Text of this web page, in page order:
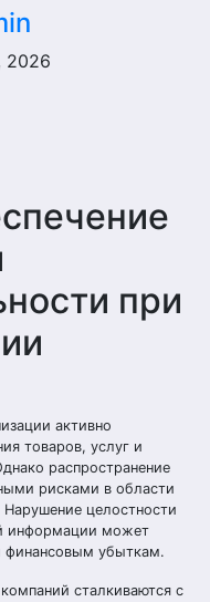
2026
при
активно
товаров, услуг и
распространение
рисками в области
целостности
информации может
финансовым убыткам.
сталкиваются с